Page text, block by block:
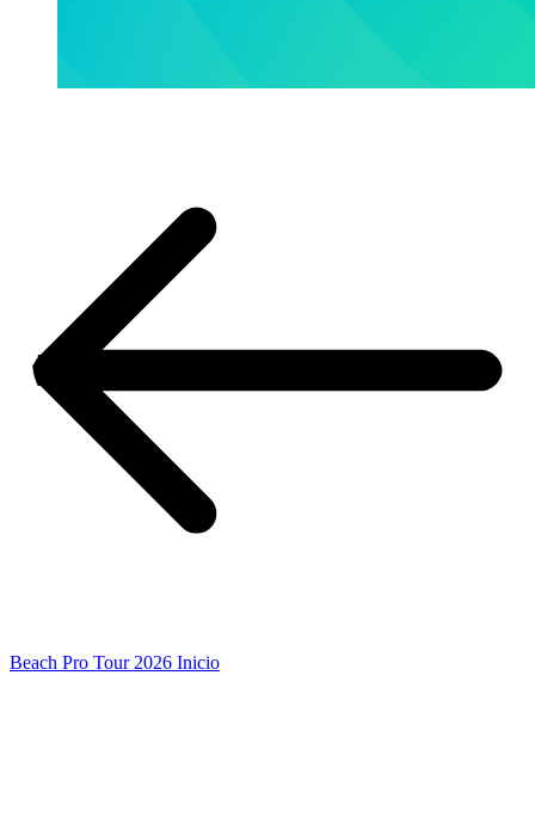
Beach Pro Tour 2026 Inicio